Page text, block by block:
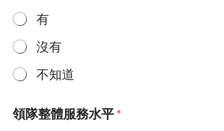
有
沒有
不知道
領隊整體服務水平 *